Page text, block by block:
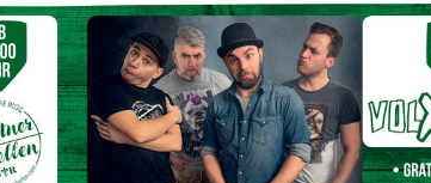
ihre letzten Herzenswünsche erfüllt, war an
vor Ort. Der Club betrieb dort eine Gin-Bar und
Engel“zu spenden. Das Team nutzte die
das Open-Air-Gelände zu kommen und den